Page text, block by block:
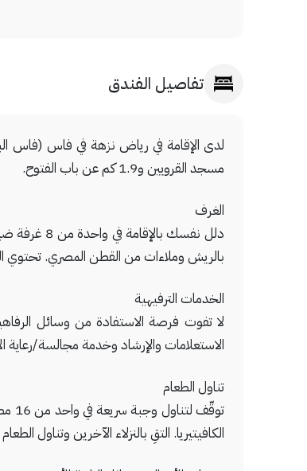
تفاصيل الفندق
مسجد القرويين و1.9 كم عن باب الفتوح.
الغرف
دلل
بالريش وملاءات من القطن المصري. تحتوي
الخدمات الترفيهية
لا تفوت فرصة الاستفادة من وسائل
الاستعلامات والإرشاد وخدمة مجالسة/رعاية
تناول الطعام
الكافيتيريا. التقِ بالنزلاء الآخرين وتناول